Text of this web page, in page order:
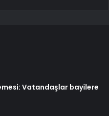
Vatandaşlar bayilere